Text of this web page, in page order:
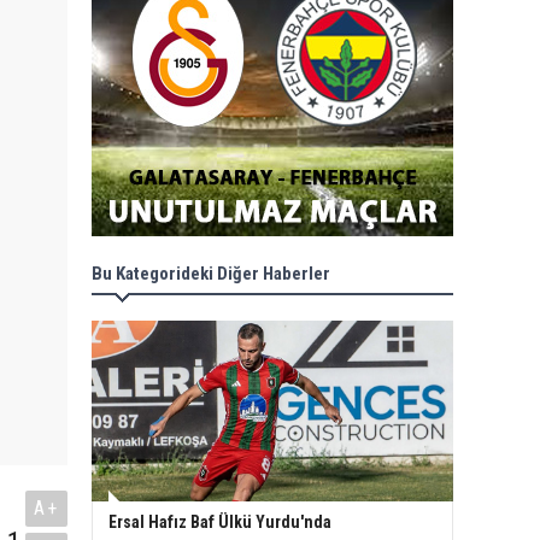
A+
Bu Kategorideki Diğer Haberler
Ersal Hafız Baf Ülkü Yurdu'nda